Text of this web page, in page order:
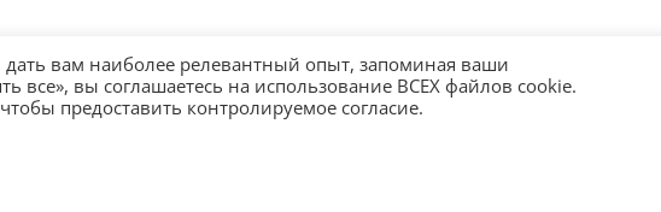
вам наиболее релевантный опыт, запоминая ваши
вы соглашаетесь на использование ВСЕХ файлов cookie.
предоставить контролируемое согласие.